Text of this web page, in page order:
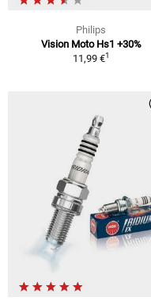
Philips
Vision Moto Hs1 +30%
11,99 €1